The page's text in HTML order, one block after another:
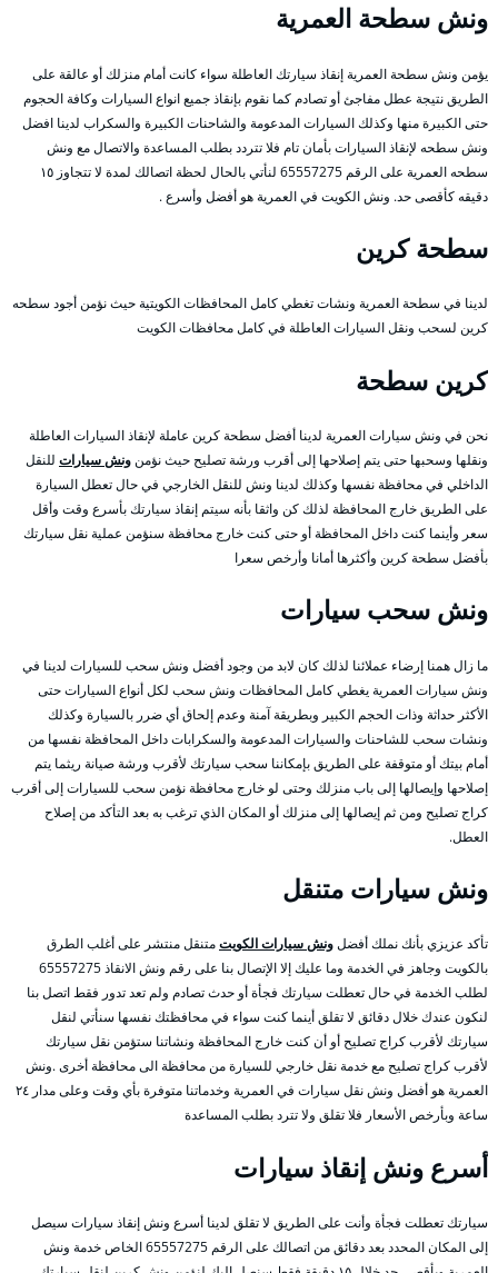
ونش سطحة العمرية
يؤمن ونش سطحة العمرية إنقاذ سيارتك العاطلة سواء كانت أمام منزلك أو عالقة على
الطريق نتيجة عطل مفاجئ أو تصادم كما نقوم بإنقاذ جميع انواع السيارات وكافة الحجوم
حتى الكبيرة منها وكذلك السيارات المدعومة والشاحنات الكبيرة والسكراب لدينا افضل
ونش سطحه لإنقاذ السيارات بأمان تام فلا تتردد بطلب المساعدة والاتصال مع ونش
سطحه العمرية على الرقم 65557275 لنأتي بالحال لحظة اتصالك لمدة لا تتجاوز ١٥
دقيقه كأقصى حد. ونش الكويت في العمرية هو أفضل وأسرع .
سطحة كرين
لدينا في سطحة العمرية ونشات تغطي كامل المحافظات الكويتية حيث نؤمن أجود سطحه
كرين لسحب ونقل السيارات العاطلة في كامل محافظات الكويت
كرين سطحة
نحن في ونش سيارات العمرية لدينا أفضل سطحة كرين عاملة لإنقاذ السيارات العاطلة
ونقلها وسحبها حتى يتم إصلاحها إلى أقرب ورشة تصليح حيث نؤمنونش سيارات للنقل
الداخلي في محافظة نفسها وكذلك لدينا ونش للنقل الخارجي في حال تعطل السيارة
على الطريق خارج المحافظة لذلك كن واثقا بأنه سيتم إنقاذ سيارتك بأسرع وقت وأقل
سعر وأينما كنت داخل المحافظة أو حتى كنت خارج محافظة سنؤمن عملية نقل سيارتك
بأفضل سطحة كرين وأكثرها أمانا وأرخص سعرا
ونش سحب سيارات
ما زال همنا إرضاء عملائنا لذلك كان لابد من وجود أفضل ونش سحب للسيارات لدينا في
ونش سيارات العمرية يغطي كامل المحافظات ونش سحب لكل أنواع السيارات حتى
الأكثر حداثة وذات الحجم الكبير وبطريقة آمنة وعدم إلحاق أي ضرر بالسيارة وكذلك
ونشات سحب للشاحنات والسيارات المدعومة والسكرابات داخل المحافظة نفسها من
أمام بيتك أو متوقفة على الطريق بإمكاننا سحب سيارتك لأقرب ورشة صيانة ريثما يتم
إصلاحها وإيصالها إلى باب منزلك وحتى لو خارج محافظة نؤمن سحب للسيارات إلى أقرب
كراج تصليح ومن ثم إيصالها إلى منزلك أو المكان الذي ترغب به بعد التأكد من إصلاح
العطل.
ونش سيارات متنقل
تأكد عزيزي بأنك نملك أفضلونش سيارات الكويتمتنقل منتشر على أغلب الطرق
بالكويت وجاهز في الخدمة وما عليك إلا الإتصال بنا على رقم ونش الانقاذ 65557275
لطلب الخدمة في حال تعطلت سيارتك فجأة أو حدث تصادم ولم تعد تدور فقط اتصل بنا
لنكون عندك خلال دقائق لا تقلق أينما كنت سواء في محافظتك نفسها سنأتي لنقل
سيارتك لأقرب كراج تصليح أو أن كنت خارج المحافظة ونشاتنا ستؤمن نقل سيارتك
لأقرب كراج تصليح مع خدمة نقل خارجي للسيارة من محافظة الى محافظة أخرى .ونش
العمرية هو أفضل ونش نقل سيارات في العمرية وخدماتنا متوفرة بأي وقت وعلى مدار ٢٤
ساعة وبأرخص الأسعار فلا تقلق ولا تترد بطلب المساعدة
أسرع ونش إنقاذ سيارات
سيارتك تعطلت فجأة وأنت على الطريق لا تقلق لدينا أسرع ونش إنقاذ سيارات سيصل
إلى المكان المحدد بعد دقائق من اتصالك على الرقم 65557275 الخاص خدمة ونش